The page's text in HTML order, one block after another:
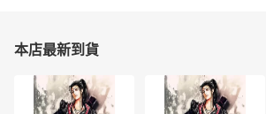
本店最新到貨